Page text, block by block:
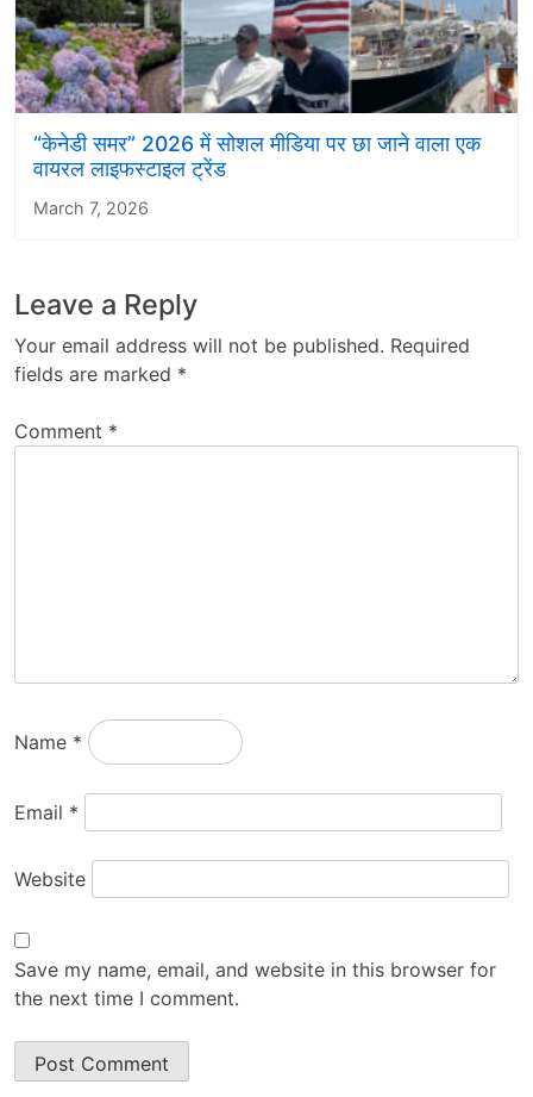
“केनेडी समर” 2026 में सोशल मीडिया पर छा जाने वाला एक
वायरल लाइफस्टाइल ट्रेंड
March 7, 2026
Leave a Reply
Your email address will not be published. Required
fields are marked *
Comment *
Name *
Email *
Website
Save my name, email, and website in this browser for
the next time I comment.